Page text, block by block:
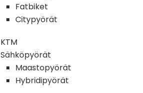
Fatbiket
Citypyörät
KTM
Sähköpyörät
Maastopyörät
Hybridipyörät